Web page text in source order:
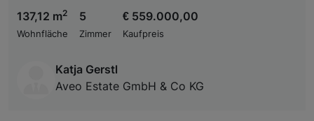
137,12 m2
Wohnfläche
5
Zimmer
€ 559.000,00
Kaufpreis
Katja Gerstl
Aveo Estate GmbH & Co KG